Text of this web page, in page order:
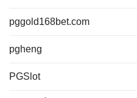
pggold168bet.com
pgheng
PGSlot